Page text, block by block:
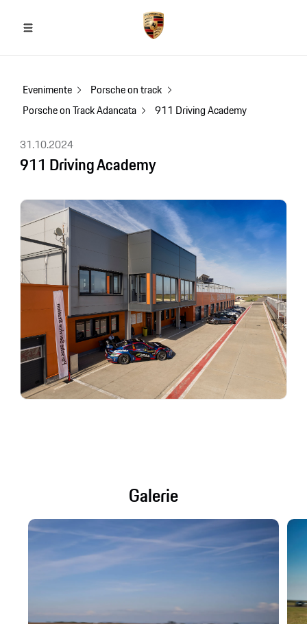
Evenimente
Porsche on track
Porsche on Track Adancata
911 Driving Academy
31.10.2024
911 Driving Academy
Galerie